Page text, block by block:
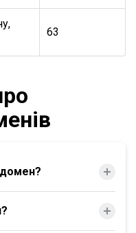
63
домен?